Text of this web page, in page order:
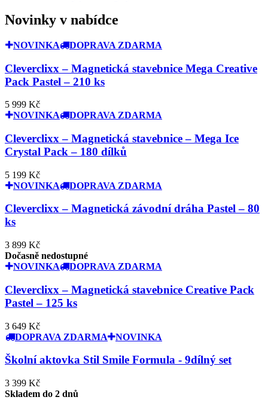
Novinky v nabídce
NOVINKA DOPRAVA ZDARMA
Cleverclixx – Magnetická stavebnice Mega Creative
Pack Pastel – 210 ks
5 999 Kč
NOVINKA
DOPRAVA ZDARMA
Cleverclixx – Magnetická stavebnice – Mega Ice
Crystal Pack – 180 dílků
5 199 Kč
NOVINKA
DOPRAVA ZDARMA
Cleverclixx – Magnetická závodní dráha Pastel – 80
ks
3 899 Kč
Dočasně nedostupné
NOVINKA
DOPRAVA ZDARMA
Cleverclixx – Magnetická stavebnice Creative Pack
Pastel – 125 ks
3 649 Kč
DOPRAVA ZDARMA
NOVINKA
Školní aktovka Stil Smile Formula - 9dílný set
3 399 Kč
Skladem do 2 dnů